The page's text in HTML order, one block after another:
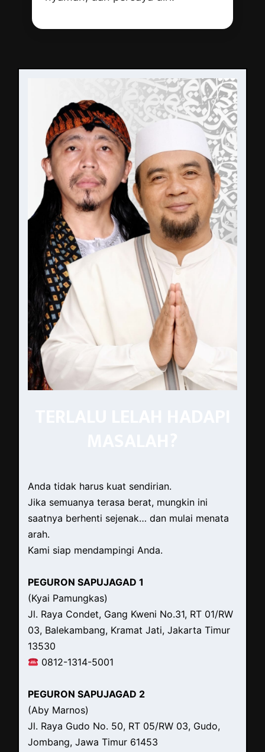
Anda tidak harus kuat sendirian.
Jika semuanya terasa berat, mungkin ini
saatnya berhenti sejenak… dan mulai menata
arah.
Kami siap mendampingi Anda.
PEGURON SAPUJAGAD 1
(Kyai Pamungkas)
Jl. Raya Condet, Gang Kweni No.31, RT 01/RW
03, Balekambang, Kramat Jati, Jakarta Timur
13530
0812-1314-5001
PEGURON SAPUJAGAD 2
(Aby Marnos)
Jl. Raya Gudo No. 50, RT 05/RW 03, Gudo,
Jombang, Jawa Timur 61453